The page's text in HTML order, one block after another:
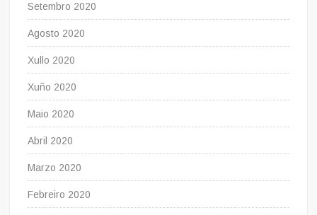
Setembro 2020
Agosto 2020
Xullo 2020
Xuño 2020
Maio 2020
Abril 2020
Marzo 2020
Febreiro 2020